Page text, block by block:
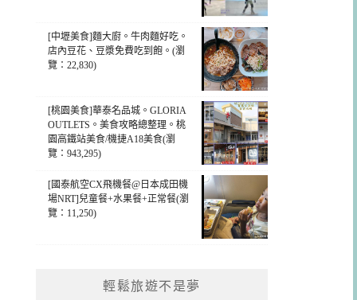
[中壢美食]麵大廚。牛肉麵好吃。
店內豆花、豆漿免費吃到飽。(瀏
覽：22,830)
[桃園美食]華泰名品城。GLORIA
OUTLETS。美食攻略總整理。桃
園高鐵站美食/機捷A18美食(瀏
覽：943,295)
[國泰航空CX飛機餐@日本成田機
場NRT]兒童餐+水果餐+正常餐(瀏
覽：11,250)
輕鬆旅遊不是夢